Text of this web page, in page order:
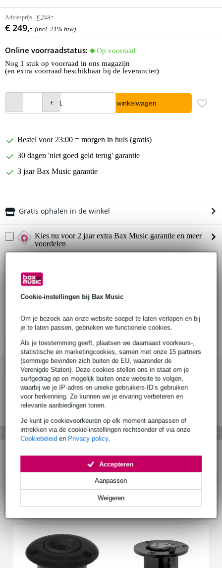
Cookie-instellingen bij Bax Music
Om je bezoek aan onze website soepel te laten verlopen en bij
je te laten passen, gebruiken we functionele cookies.
Als je toestemming geeft, plaatsen we daarnaast voorkeurs-,
statistische en marketingcookies, samen met onze 15 partners
(sommige bevinden zich buiten de EU, waaronder de
Verenigde Staten). Deze cookies stellen ons in staat om je
surfgedrag op en mogelijk buiten onze website te volgen,
waarbij we je IP-adres en unieke gebruikers-ID’s gebruiken
voor herkenning. Zo kunnen we je ervaring verbeteren en
relevante aanbiedingen tonen.
Je kunt je cookievoorkeuren op elk moment aanpassen of
intrekken via de cookie-instellingen rechtsonder of via onze
Cookiebeleid en Privacy policy.
Weigeren
Aanpassen
Accepteren
Adviesprijs € 253,-
€ 249,- (incl. 21% btw)
Online voorraadstatus:
Op voorraad
Nog 1 stuk op voorraad in ons magazijn
(en extra voorraad beschikbaar bij de leverancier)
In winkelwagen
Bestel voor 23:00 = morgen in huis (gratis)
30 dagen 'niet goed geld terug' garantie
3 jaar Bax Music garantie
Gratis ophalen in de winkel
Kies nu voor 2 jaar extra Bax Music garantie en meer
voordelen
Productinformatie
zwanenhals met geïntegreerde Sennheiser KE10 microfooncapsule
gestroomlijnd ontwerp voor een naadloze integratie
Bekijk alle productspecificaties
Bekijk ook eens (2)
Accessoires (2)